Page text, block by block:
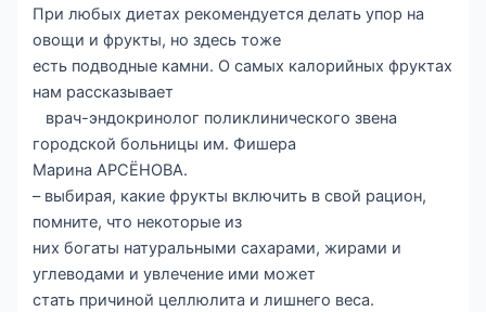
При любых диетах рекомендуется делать упор на
овощи и фрукты, но здесь тоже
есть подводные камни. О самых калорийных фруктах
нам рассказывает
врач-эндокринолог поликлинического звена
городской больницы им. Фишера
Марина АРСËНОВА.
– выбирая, какие фрукты включить в свой рацион,
помните, что некоторые из
них богаты натуральными сахарами, жирами и
углеводами и увлечение ими может
стать причиной целлюлита и лишнего веса.